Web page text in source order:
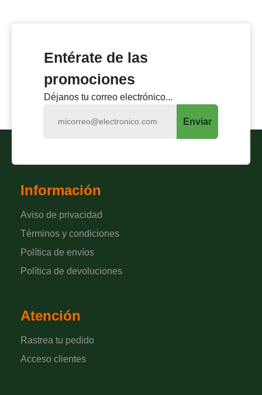
Entérate de las
promociones
Déjanos tu correo electrónico...
Enviar
Información
Aviso de privacidad
Términos y condiciones
Política de envíos
Política de devoluciones
Atención
Rastrea tu pedido
Acceso clientes